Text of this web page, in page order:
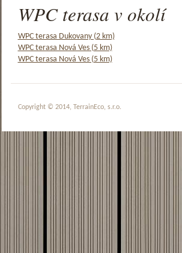
WPC terasa v okolí
WPC terasa Dukovany (2 km)
WPC terasa Nová Ves (5 km)
WPC terasa Nová Ves (5 km)
Copyright © 2014, TerrainEco, s.r.o.